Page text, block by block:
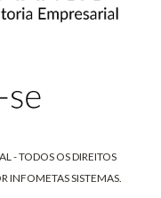
- TODOS OS DIREITOS
INFOMETAS SISTEMAS.